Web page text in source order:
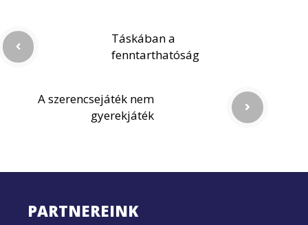
Táskában a
fenntarthatóság
A szerencsejáték nem
gyerekjáték
PARTNEREINK